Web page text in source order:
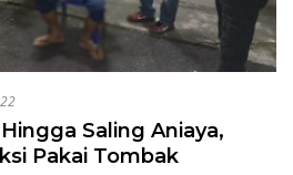
Saling Aniaya,
Pakai Tombak